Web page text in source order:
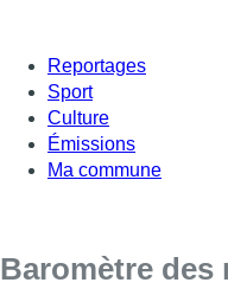
Reportages
Sport
Culture
Émissions
Ma commune
Baromètre des